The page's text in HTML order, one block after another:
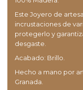
Este Joyero de
incrustaciones de
protegerlo y
desgaste.
Acabado: Brillo.
Hecho a mano por
Granada.